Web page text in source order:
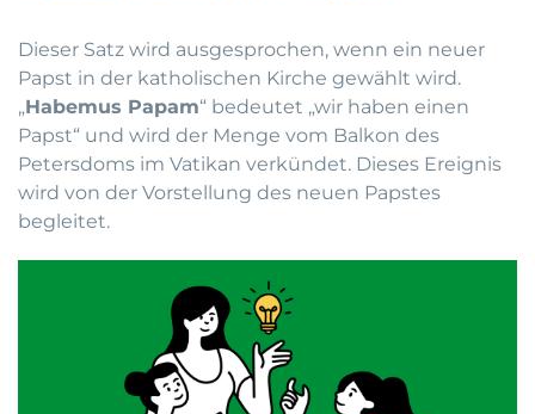
Dieser Satz wird ausgesprochen, wenn ein neuer
Papst in der katholischen Kirche gewählt wird.
„Habemus Papam“ bedeutet „wir haben einen
Papst“ und wird der Menge vom Balkon des
Petersdoms im Vatikan verkündet. Dieses Ereignis
wird von der Vorstellung des neuen Papstes
begleitet.